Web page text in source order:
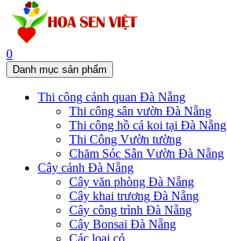
0
Danh mục sản phẩm
Thi công cảnh quan Đà Nẵng
Thi công sân vườn Đà Nẵng
Thi công hồ cá koi tại Đà Nẵng
Thi Công Vườn tường
Chăm Sóc Sân Vườn Đà Nẵng
Cây cảnh Đà Nẵng
Cây văn phòng Đà Nẵng
Cây khai trương Đà Nẵng
Cây công trình Đà Nẵng
Cây Bonsai Đà Nẵng
Các loại cỏ